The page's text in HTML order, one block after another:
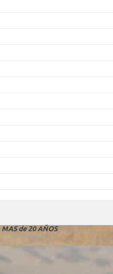
MAS de 20 AÑOS